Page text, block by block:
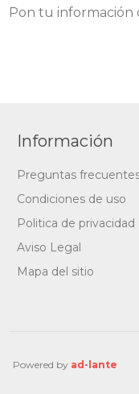
Pon tu información
Información
Preguntas
Condiciones de uso
Politica de privacidad
Aviso Legal
Mapa del sitio
Powered by ad-lante